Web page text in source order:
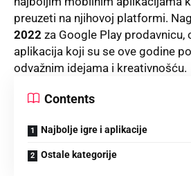
preuzeti na njihovoj platformi.
2022 za Google Play prodavnicu,
aplikacija koji su se ove godine
odvažnim idejama i kreativnošću.
Contents
Najbolje igre i aplikacije
Ostale kategorije